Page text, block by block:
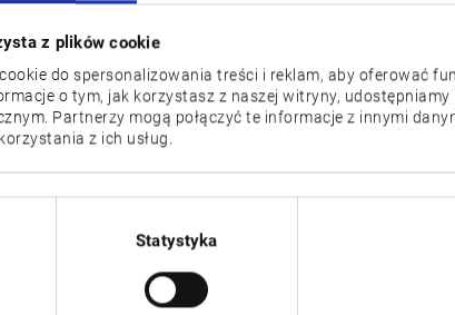
z plików cookie
do spersonalizowania treści i reklam, aby oferować
o tym, jak korzystasz z naszej witryny, udostępniamy
Partnerzy mogą połączyć te informacje z innymi
z ich usług.
Statystyka
37/30, 37/26]
MA-12500H